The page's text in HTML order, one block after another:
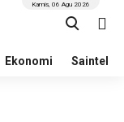
Ekonomi Saintek
Kamis, 06 Agu 2026